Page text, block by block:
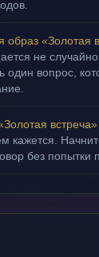
«Золотая
не
один вопрос,
встреча»
кажется.
без попытки